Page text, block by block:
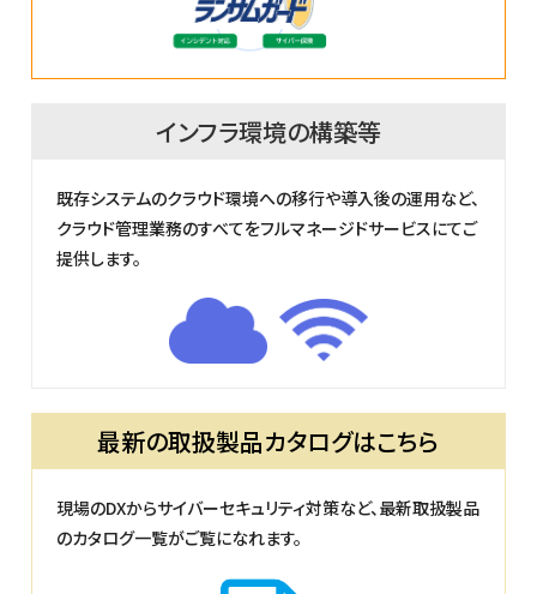
インフラ環境の構築等
既存システムのクラウド環境への移行や導入後の運用など、
クラウド管理業務のすべてをフルマネージドサービスにてご
提供します。
最新の取扱製品カタログはこちら
現場のDXからサイバーセキュリティ対策など、最新取扱製品
のカタログ一覧がご覧になれます。